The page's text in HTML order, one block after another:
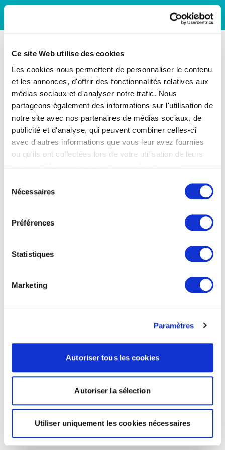
Ce site Web utilise des cookies
Les cookies nous permettent de personnaliser le contenu
et les annonces, d'offrir des fonctionnalités relatives aux
médias sociaux et d'analyser notre trafic. Nous
partageons également des informations sur l'utilisation de
notre site avec nos partenaires de médias sociaux, de
publicité et d'analyse, qui peuvent combiner celles-ci
avec d'autres informations que vous leur avez fournies
ou qu'ils ont collectées lors de votre utilisation de leurs
Nécessaires
Préférences
Statistiques
Marketing
Paramètres
Autoriser tous les cookies
Autoriser la sélection
Utiliser uniquement les cookies nécessaires